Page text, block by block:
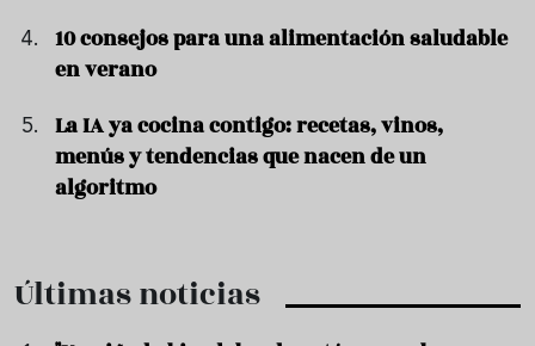
10 consejos para una alimentación saludable
en verano
La IA ya cocina contigo: recetas, vinos,
menús y tendencias que nacen de un
algoritmo
Últimas noticias